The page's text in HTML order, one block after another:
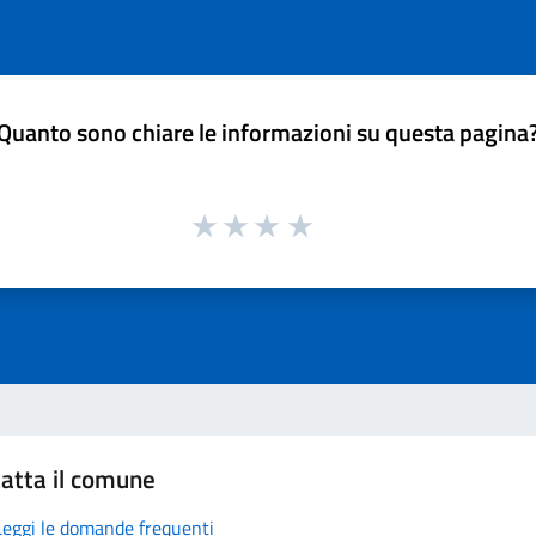
sono chiare le informazioni su questa
il comune
le domande frequenti